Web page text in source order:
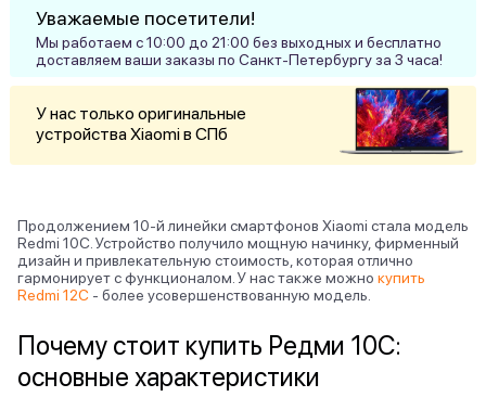
Уважаемые посетители!
Мы работаем с 10:00 до 21:00 без выходных и бесплатно
доставляем ваши заказы по Санкт-Петербургу за 3 часа!
У нас только оригинальные
устройства Xiaomi в СПб
Продолжением 10-й линейки смартфонов Xiaomi стала модель
Redmi 10C. Устройство получило мощную начинку, фирменный
дизайн и привлекательную стоимость, которая отлично
гармонирует с функционалом. У нас также можно купить
Redmi 12C - более усовершенствованную модель.
Почему стоит купить Редми 10С:
основные характеристики